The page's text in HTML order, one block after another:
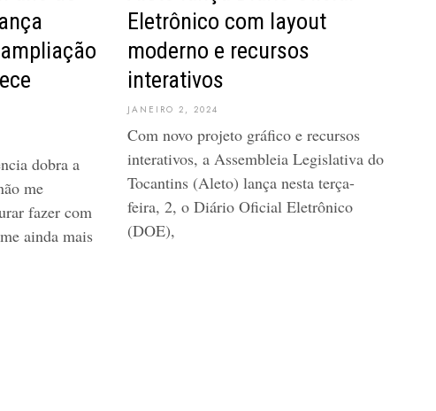
dobra a
me
fazer com
ainda mais
Eletrônico com layout
moderno e recursos
interativos
JANEIRO 2, 2024
Com novo projeto gráfico e recursos
interativos, a Assembleia Legislativa do
Tocantins (Aleto) lança nesta terça-
feira, 2, o Diário Oficial Eletrônico
(DOE),